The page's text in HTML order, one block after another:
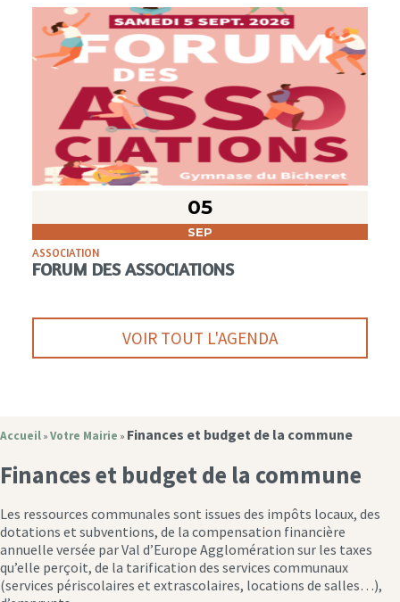
05
SEP
ASSOCIATION
FORUM DES ASSOCIATIONS
VOIR TOUT L'AGENDA
Accueil » Votre Mairie » Finances et budget de la commune
Finances et budget de la commune
Les ressources communales sont issues des impôts locaux, des
dotations et subventions, de la compensation financière
annuelle versée par Val d’Europe Agglomération sur les taxes
qu’elle perçoit, de la tarification des services communaux
(services périscolaires et extrascolaires, locations de salles…),